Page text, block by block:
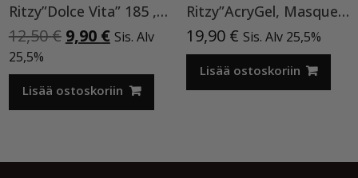
Ritzy”Dolce Vita” 185 ,9ml TPO vapaa
12,50€ Alkuperäinen
oli:
12,50 €.
9,90 €Nykyinen
on:
9,90 €.
Sis. Alv
25,5%
Lisää ostoskoriin
Ritzy”AcryGel, Masque Pink”15ml TPO-VAPAA
19,90 € Sis. Alv 25,5%
Lisää ostoskoriin